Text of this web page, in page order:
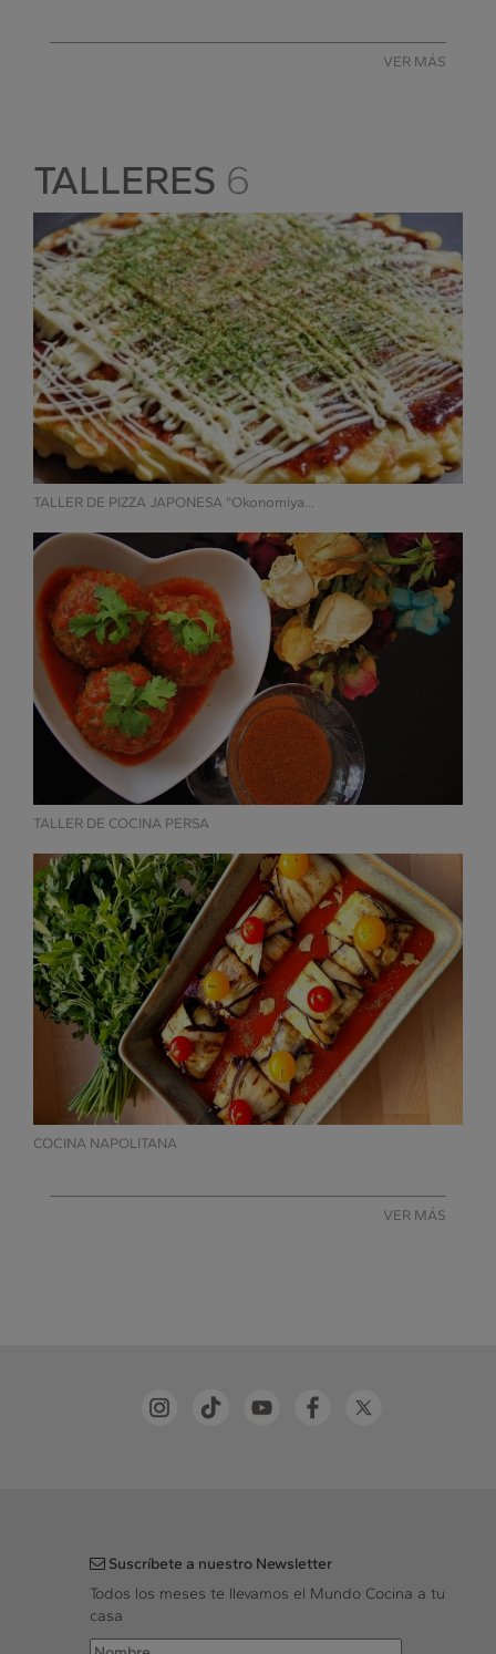
VER MÁS
TALLERES 6
TALLER DE PIZZA JAPONESA "Okonomiya...
TALLER DE COCINA PERSA
COCINA NAPOLITANA
VER MÁS
Suscríbete a nuestro Newsletter
Todos los meses te llevamos el Mundo Cocina a tu
casa